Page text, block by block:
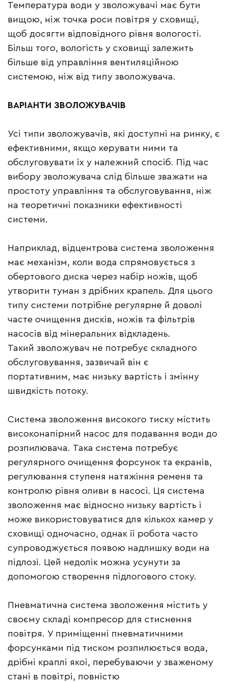
Температура води у зволожувачі має бути
вищою, ніж точка роси повітря у сховищі,
щоб досягти відповідного рівня вологості.
Більш того, вологість у сховищі залежить
більше від управління вентиляційною
системою, ніж від типу зволожувача.
ВАРІАНТИ ЗВОЛОЖУВАЧІВ
Усі типи зволожувачів, які доступні на ринку, є
ефективними, якщо керувати ними та
обслуговувати їх у належний спосіб. Під час
вибору зволожувача слід більше зважати на
простоту управління та обслуговування, ніж
на теоретичні показники ефективності
системи.
Наприклад, відцентрова система зволоження
має механізм, коли вода спрямовується з
обертового диска через набір ножів, щоб
утворити туман з дрібних крапель. Для цього
типу системи потрібне регулярне й доволі
часте очищення дисків, ножів та фільтрів
насосів від мінеральних відкладень.
Такий зволожувач не потребує складного
обслуговування, зазвичай він є
портативним, має низьку вартість і змінну
швидкість потоку.
Система зволоження високого тиску містить
високонапірний насос для подавання води до
розпилювача. Така система потребує
регулярного очищення форсунок та екранів,
регулювання ступеня натяжіння ременя та
контролю рівня оливи в насосі. Ця система
зволоження має відносно низьку вартість і
може використовуватися для кількох камер у
сховищі одночасно, однак її робота часто
супроводжується появою надлишку води на
підлозі. Цей недолік можна усунути за
допомогою створення підлогового стоку.
Пневматична система зволоження містить у
своєму складі компресор для стиснення
повітря. У приміщенні пневматичними
форсунками під тиском розпилюється вода,
дрібні краплі якої, перебуваючи у зваженому
стані в повітрі, повністю